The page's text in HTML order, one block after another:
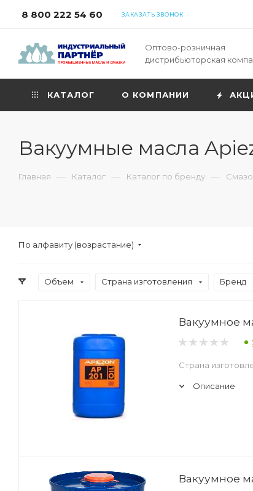
8 800 222 54 60 ЗАКАЗАТЬ ЗВОНОК
Оптово-розничная
дистрибьюторская
КАТАЛОГ О КОМПАНИИ
Вакуумные масла
Главная — Каталог — Каталог по бренду —
По алфавиту (возрастание)
Объем Страна изготовления Бренд
Вакуумное
Страна
Описание
Вакуумное